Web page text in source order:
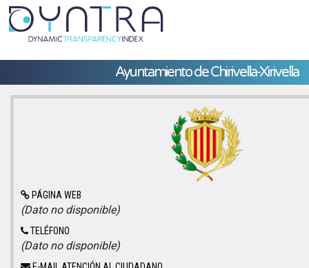
Ayuntamiento de Chirivella-Xirivella
PÁGINA WEB
(Dato no disponible)
TELÉFONO
(Dato no disponible)